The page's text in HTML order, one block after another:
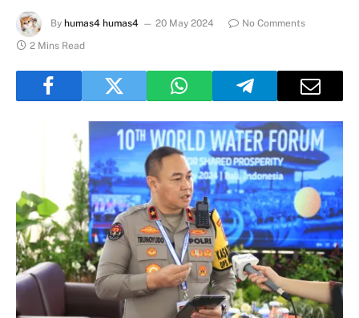
By humas4 humas4 20 May 2024
No Comments
2 Mins Read